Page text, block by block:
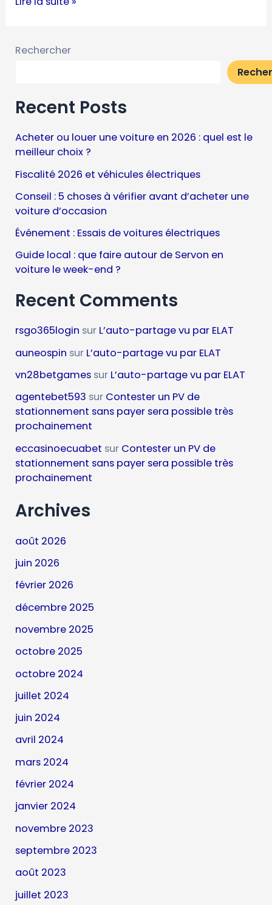
Rechercher
Recent Posts
Acheter ou louer une voiture en 2026 : quel est le
meilleur choix ?
Fiscalité 2026 et véhicules électriques
Conseil : 5 choses à vérifier avant d’acheter une
voiture d’occasion
Événement : Essais de voitures électriques
Guide local : que faire autour de Servon en
voiture le week-end ?
Recent Comments
rsgo365login sur L’auto-partage vu par ELAT
auneospin sur L’auto-partage vu par ELAT
vn28betgames sur L’auto-partage vu par ELAT
agentebet593 sur Contester un PV de
stationnement sans payer sera possible très
prochainement
eccasinoecuabet sur Contester un PV de
stationnement sans payer sera possible très
prochainement
Archives
août 2026
juin 2026
février 2026
décembre 2025
novembre 2025
octobre 2025
octobre 2024
juillet 2024
juin 2024
avril 2024
mars 2024
février 2024
janvier 2024
novembre 2023
septembre 2023
août 2023
juillet 2023